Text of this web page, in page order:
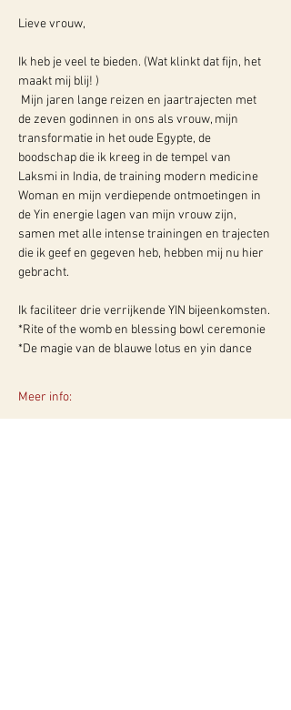
Lieve vrouw,
Ik heb je veel te bieden. (Wat klinkt dat fijn, het
maakt mij blij! )
Mijn jaren lange reizen en jaartrajecten met
de zeven godinnen in ons als vrouw, mijn
transformatie in het oude Egypte, de
boodschap die ik kreeg in de tempel van
Laksmi in India, de training modern medicine
Woman en mijn verdiepende ontmoetingen in
de Yin energie lagen van mijn vrouw zijn,
samen met alle intense trainingen en trajecten
die ik geef en gegeven heb, hebben mij nu hier
gebracht.
Ik faciliteer drie verrijkende YIN bijeenkomsten.
*Rite of the womb en blessing bowl ceremonie
*De magie van de blauwe lotus en yin dance
Meer info: